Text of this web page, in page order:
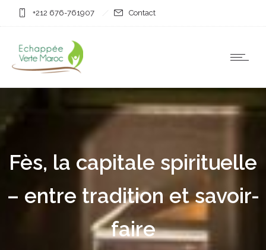
+212 676-761907 Contact
Fès, la capitale spirituelle
– entre tradition et savoir-
faire